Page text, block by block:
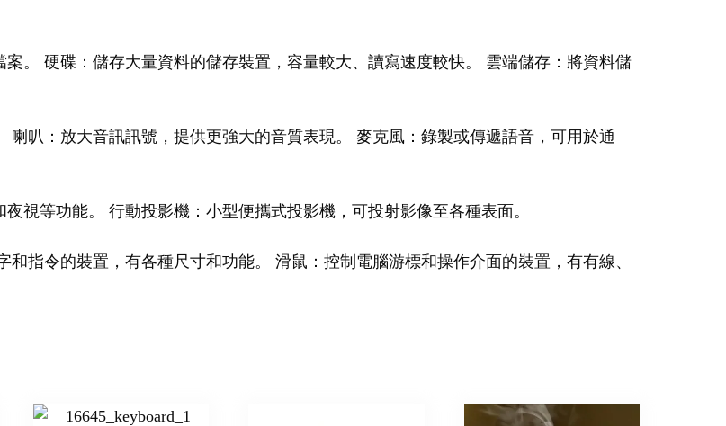
。 硬碟：儲存大量資料的儲存裝置，容量較大、讀寫速度較快。 雲端儲存：將資料儲
叭：放大音訊訊號，提供更強大的音質表現。 麥克風：錄製或傳遞語音，可用於通
視等功能。 行動投影機：小型便攜式投影機，可投射影像至各種表面。
指令的裝置，有各種尺寸和功能。 滑鼠：控制電腦游標和操作介面的裝置，有有線、